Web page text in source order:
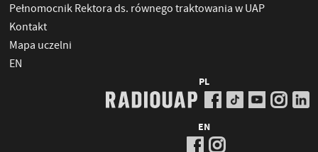
Pełnomocnik Rektora ds. równego traktowania w UAP
Kontakt
Mapa uczelni
EN
PL
EN